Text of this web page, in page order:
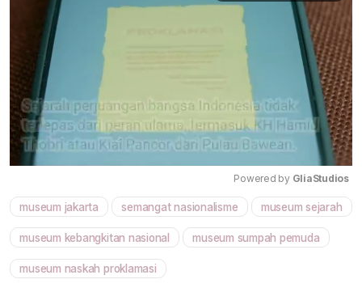
Mute
Powered by GliaStudios
museum jakarta semangat nasionalisme museum sejarah
museum kebangkitan nasional museum sumpah pemuda
museum naskah proklamasi